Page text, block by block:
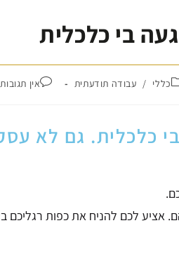
בי כלכלית
כללי / עבודה תודעתית אין תגובות
כלכלית. גם לא
אציע לכם להניח את כפות רגליכם